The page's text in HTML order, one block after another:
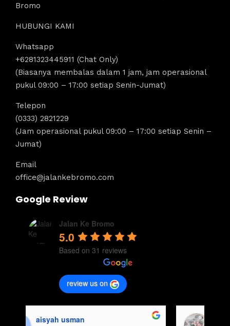
Bromo
HUBUNGI KAMI
Whatsapp
+6281323445911 (Chat Only)
(Biasanya membalas dalam 1 jam, jam operasional
pukul 09:00 – 17:00 setiap Senin-Jumat)
Telepon
(0333) 2821229
(Jam operasional pukul 09:00 – 17:00 setiap Senin –
Jumat)
Email
office@jalankebromo.com
Google Review
Jalan Ke Bromo
5.0
Based on 31 reviews
review us on
aisyah usman